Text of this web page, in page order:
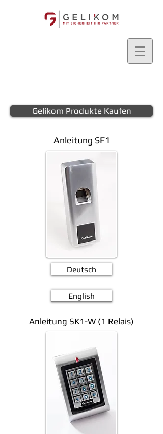
Gelikom Produkte Kaufen
Anleitung SF1
Deutsch
English
Anleitung SK1-W (1 Relais)